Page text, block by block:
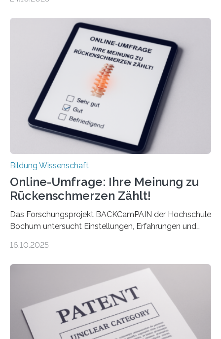
nach der Geburt durchschnittlich fast 30.000 Euro
langfristigen Auswirkungen auf Karriere und die spätere
Rente. Bisherige Schätzungen lagen bei rund 20.000
Euro und damit etwa 30 Prozent zu niedrig. Zu diesem
Ergebnis kommt eine neue Studie des ZEW Mannheim
mit der Universität Tilburg. „Werden Frauen unter 30
Jahren erstmals…
Bildung Wissenschaft
Online-Umfrage: Ihre Meinung zu
Rückenschmerzen Zählt!
Das Forschungsprojekt BACKCamPAIN der Hochschule
Bochum untersucht Einstellungen, Erfahrungen und
gehören zu den häufigsten gesundheitlichen
Rückenschmerzen denken und welche Erfahrungen sie
damit gemacht haben, kann entscheidend
beeinflussen, wie Schmerzen verlaufen und welche
Therapien wirken. Diese individuellen Überzeugungen
stehen im Mittelpunkt einer aktuellen Studie der
Hochschule Bochum. Im Rahmen des
16.10.2025